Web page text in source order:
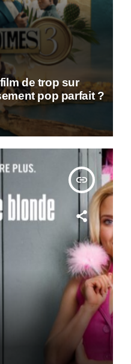
de trop sur
pop parfait ?
insert_link